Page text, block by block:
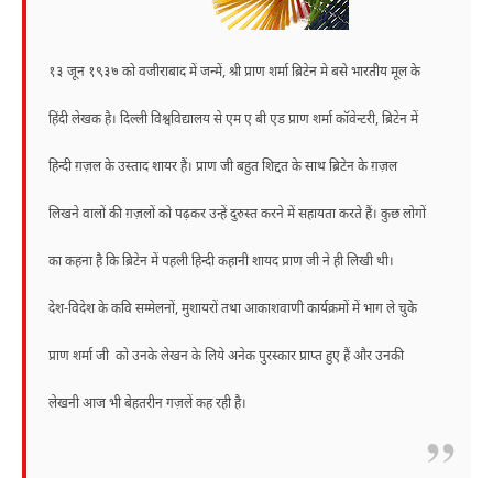
१३ जून १९३७ को वजीराबाद में जन्में, श्री प्राण शर्मा ब्रिटेन मे बसे भारतीय मूल के
हिंदी लेखक है। दिल्ली विश्वविद्यालय से एम ए बी एड प्राण शर्मा कॉवेन्टरी, ब्रिटेन में
हिन्दी ग़ज़ल के उस्ताद शायर हैं। प्राण जी बहुत शिद्दत के साथ ब्रिटेन के ग़ज़ल
लिखने वालों की ग़ज़लों को पढ़कर उन्हें दुरुस्त करने में सहायता करते हैं। कुछ लोगों
का कहना है कि ब्रिटेन में पहली हिन्दी कहानी शायद प्राण जी ने ही लिखी थी।
देश-विदेश के कवि सम्मेलनों, मुशायरों तथा आकाशवाणी कार्यक्रमों में भाग ले चुके
प्राण शर्मा जी को उनके लेखन के लिये अनेक पुरस्कार प्राप्त हुए हैं और उनकी
लेखनी आज भी बेहतरीन गज़लें कह रही है।